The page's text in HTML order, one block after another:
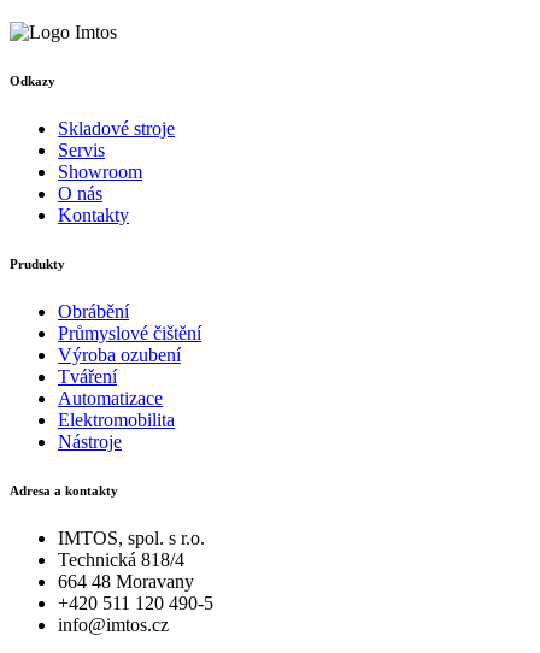
Odkazy
Skladové stroje
Servis
Showroom
O nás
Kontakty
Prudukty
Obrábění
Průmyslové čištění
Výroba ozubení
Tváření
Automatizace
Elektromobilita
Nástroje
Adresa a kontakty
IMTOS, spol. s r.o.
Technická 818/4
664 48 Moravany
+420 511 120 490-5
info@imtos.cz